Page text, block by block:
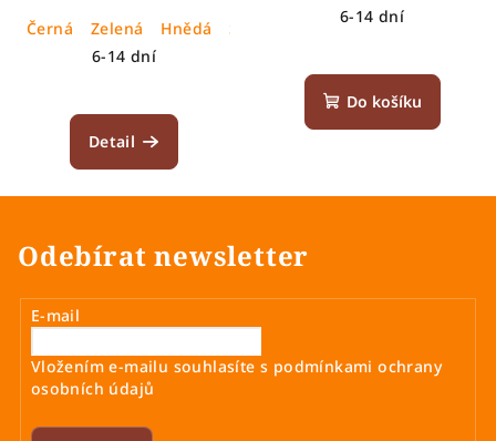
Černá
Zelená Hnědá Šedá
Šalvějová
6-14 dní
Detail
6-14 dní
Do košíku
Odebírat newsletter
E-mail
Vložením e-mailu souhlasíte s podmínkami ochrany
osobních údajů